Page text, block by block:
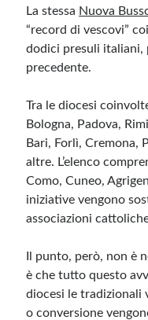
La stessa Nuova
“record di vescovi”
dodici presuli italiani,
precedente.
Tra le diocesi
Bologna, Padova,
Bari, Forlì, Cremona,
altre. L’elenco
Como, Cuneo,
iniziative vengono
associazioni
Il punto, però, non è
è che tutto questo
diocesi le tradizionali
o conversione